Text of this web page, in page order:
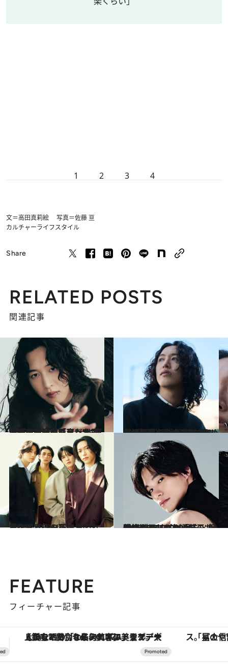
1 2 3 4
文＝高田真莉絵 写真＝佐藤 亘
カルチャーライフスタイル
Share
RELATED POSTS
関連記事
2026.7.4
【続きを読む】アンチポップスの家庭で育った“東大卒ミュージシャン”キタニタツヤが直面した《周囲とのズレ》「ラジオで学んだのは…」
カルチャー 2023.8.6
僕は、人の心の奥にあるものを見たい 気鋭のクリエイター・キタニタツヤが 『呪術廻戦』OPに込めた情熱
カルチャー
2026.6.21
異なるカラーを持つJO1とINI。JI BLUEで生まれた化学反応の正体
カルチャー 2026.6.6
Mrs. GREEN APPLE、timelesz…グループの“転機”を支えたダンサー・振付師NOSUKEが語る、振付へのこだわり「若干、職権濫用してます（笑）」
カルチャー
FEATURE
フィーチャー記事
「星のや富士」でデジタルデトックス。冨士信仰の歴史を辿り、心身を調える。 【夏限定ディナーコース】旬を